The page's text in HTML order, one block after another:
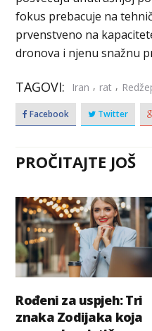
fokus prebacuje na
prvenstveno na
dronova i njenu snažnu
TAGOVI: Iran , rat ,
Facebook Twitter
PROČITAJTE JOŠ
Rođeni za uspjeh: Tri
znaka Zodijaka koja